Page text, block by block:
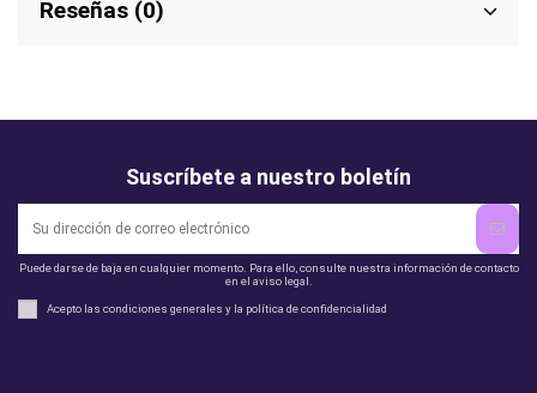
Reseñas (0)
Suscríbete a nuestro boletín
Puede darse de baja en cualquier momento. Para ello, consulte nuestra información de contacto
en el aviso legal.
Acepto las condiciones generales y la política de confidencialidad